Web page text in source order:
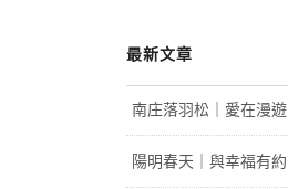
最新文章
南庄落羽松｜愛在漫遊
陽明春天｜與幸福有約